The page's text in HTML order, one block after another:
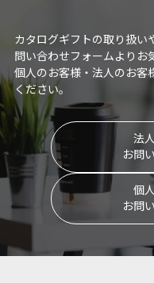
カタログギフトの取り扱い
問い合わせフォームよりお
個人のお客様・法人のお客
ください。
法
お問
個
お問